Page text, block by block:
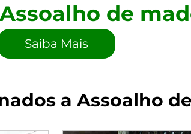
de
Saiba Mais
a Assoalho